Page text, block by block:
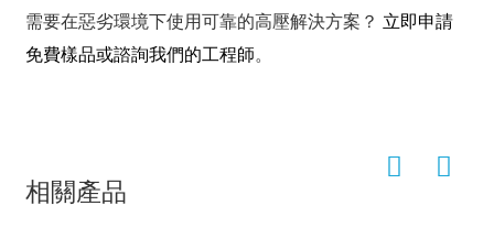
需要在惡劣環境下使用可靠的高壓解決方案？ 立即申請
免費樣品或諮詢我們的工程師。
相關產品